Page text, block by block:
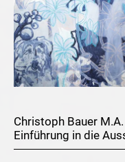
Christoph Bauer
Einführung in die